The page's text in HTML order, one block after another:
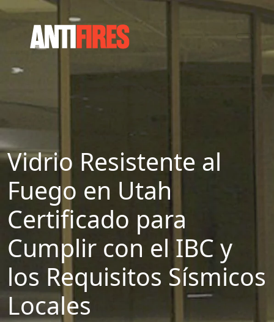
Vidrio Resistente al
Fuego en Utah
Certificado para
Cumplir con el IBC y
los Requisitos Sísmicos
Locales